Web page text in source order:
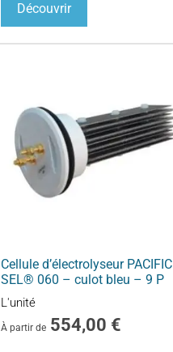
Découvrir
Cellule d’électrolyseur PACIFIC
SEL® 060 – culot bleu – 9 P
L'unité
À partir de 554,00 €